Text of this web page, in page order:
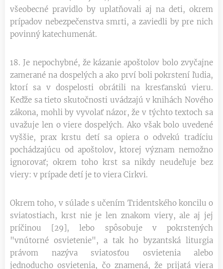
všeobecné pravidlo by uplatňovali aj na deti, okrem
prípadov nebezpečenstva smrti, a zaviedli by pre nich
povinný katechumenát.
18. Je nepochybné, že kázanie apoštolov bolo zvyčajne
zamerané na dospelých a ako prví boli pokrstení ľudia,
ktorí sa v dospelosti obrátili na kresťanskú vieru.
Keďže sa tieto skutočnosti uvádzajú v knihách Nového
zákona, mohli by vyvolať názor, že v týchto textoch sa
uvažuje len o viere dospelých. Ako však bolo uvedené
vyššie, prax krstu detí sa opiera o odvekú tradíciu
pochádzajúcu od apoštolov, ktorej význam nemožno
ignorovať; okrem toho krst sa nikdy neudeľuje bez
viery: v prípade detí je to viera Cirkvi.
Okrem toho, v súlade s učením Tridentského koncilu o
sviatostiach, krst nie je len znakom viery, ale aj jej
príčinou [29], lebo spôsobuje v pokrstených
"vnútorné osvietenie", a tak ho byzantská liturgia
právom nazýva sviatosťou osvietenia alebo
jednoducho osvietenia, čo znamená, že prijatá viera